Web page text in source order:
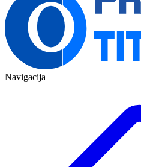
Navigacija